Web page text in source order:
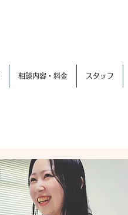
相談内容・料金 スタッフ